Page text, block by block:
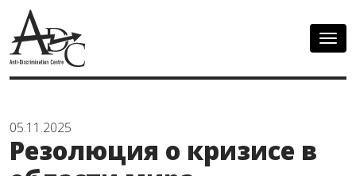
05.11.2025
Резолюция о кризисе в